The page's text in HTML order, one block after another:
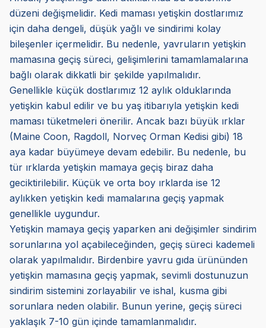
düzeni değişmelidir. Kedi maması yetişkin dostlarımız
için daha dengeli, düşük yağlı ve sindirimi kolay
bileşenler içermelidir. Bu nedenle, yavruların yetişkin
mamasına geçiş süreci, gelişimlerini tamamlamalarına
bağlı olarak dikkatli bir şekilde yapılmalıdır.
Genellikle küçük dostlarımız 12 aylık olduklarında
yetişkin kabul edilir ve bu yaş itibarıyla yetişkin kedi
maması tüketmeleri önerilir. Ancak bazı büyük ırklar
(Maine Coon, Ragdoll, Norveç Orman Kedisi gibi) 18
aya kadar büyümeye devam edebilir. Bu nedenle, bu
tür ırklarda yetişkin mamaya geçiş biraz daha
geciktirilebilir. Küçük ve orta boy ırklarda ise 12
aylıkken yetişkin kedi mamalarına geçiş yapmak
genellikle uygundur.
Yetişkin mamaya geçiş yaparken ani değişimler sindirim
sorunlarına yol açabileceğinden, geçiş süreci kademeli
olarak yapılmalıdır. Birdenbire yavru gıda ürününden
yetişkin mamasına geçiş yapmak, sevimli dostunuzun
sindirim sistemini zorlayabilir ve ishal, kusma gibi
sorunlara neden olabilir. Bunun yerine, geçiş süreci
yaklaşık 7-10 gün içinde tamamlanmalıdır.